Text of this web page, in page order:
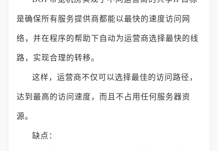
是确保所有服务提供商都能以最快的速度访问网
络，并在程序的帮助下自动为运营商选择最快的线
路，实现合理的转移。
这样，运营商不仅可以选择最佳的访问路径，
达到最高的访问速度，而且不占用任何服务器资
源。
缺点：